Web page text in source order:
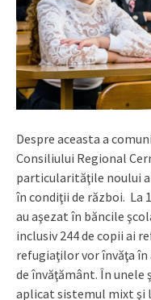
Despre aceasta a
Consiliului Regional
particularităţile noului
în condiţii de război. La
au aşezat în băncile
inclusiv 244 de copii ai
refugiaţilor vor învăţa
de învăţământ. În unele
aplicat sistemul mixt şi